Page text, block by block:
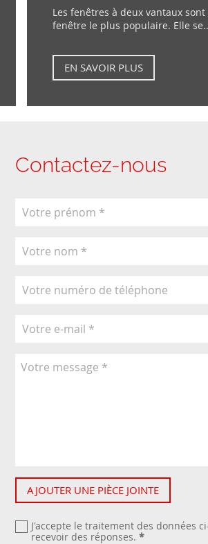
Les fenêtres à deux vantaux
fenêtre le plus populaire. Elle
EN SAVOIR PLUS
Contactez-nous
AJOUTER UNE PIÈCE JOINTE
J'accepte le traitement des données
recevoir des réponses. *